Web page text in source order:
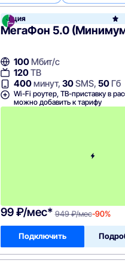
МегаФон
Акция
МегаФон 5.0
100 Мбит/с
120ТВ
400минут,30SMS,50 Гб
Wi-Fi роутер, ТВ-приставку в
можно добавить к тарифу
99 ₽/мес* 949 ₽/мес-90%
Подключить